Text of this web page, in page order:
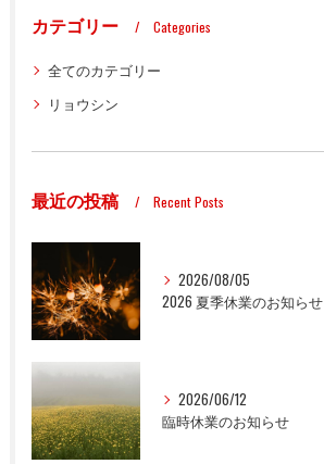
カテゴリー Categories
全てのカテゴリー
リョウシン
最近の投稿 Recent Posts
2026/08/05
2026 夏季休業のお知らせ
2026/06/12
臨時休業のお知らせ